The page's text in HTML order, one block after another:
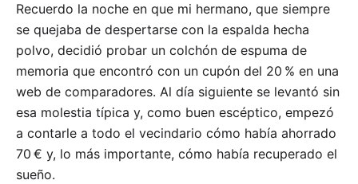
Recuerdo la noche en que mi hermano, que siempre
se quejaba de despertarse con la espalda hecha
polvo, decidió probar un colchón de espuma de
memoria que encontró con un cupón del 20 % en una
web de comparadores. Al día siguiente se levantó sin
esa molestia típica y, como buen escéptico, empezó
a contarle a todo el vecindario cómo había ahorrado
70 € y, lo más importante, cómo había recuperado el
sueño.